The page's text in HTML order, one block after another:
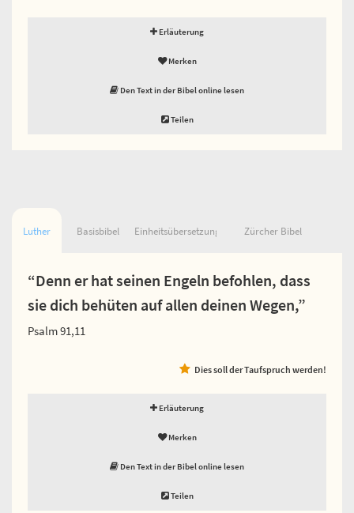
Erläuterung
Merken
Den Text in der Bibel online lesen
Teilen
Luther Basisbibel Einheitsübersetzung Zürcher Bibel
“Denn er hat seinen Engeln befohlen, dass
sie dich behüten auf allen deinen Wegen,”
Psalm 91,11
Dies soll der Taufspruch werden!
Erläuterung
Merken
Den Text in der Bibel online lesen
Teilen